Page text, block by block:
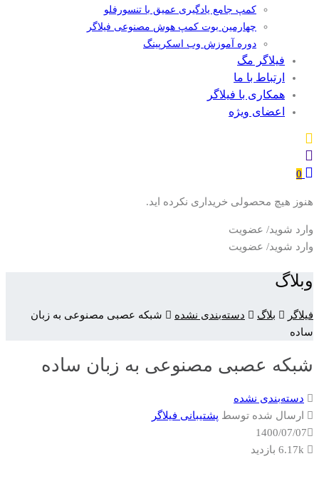
کمپ جامع یادگیری عمیق با تنسورفلو
چهارمین بوت کمپ هوش مصنوعی فیلاگر
دوره آموزش وب اسکرپینگ
فیلاگر مگ
ارتباط با ما
همکاری با فیلاگر
اعضای ویژه
0
هنوز هیچ محصولی خریداری نکرده اید.
وارد شوید/ عضویت
وارد شوید/ عضویت
وبلاگ
فیلاگر بلاگ دسته‌بندی نشده
شبکه عصبی مصنوعی به زبان
ساده
شبکه عصبی مصنوعی به زبان ساده
دسته‌بندی نشده
ارسال شده توسط پشتیبانی فیلاگر
1400/07/07